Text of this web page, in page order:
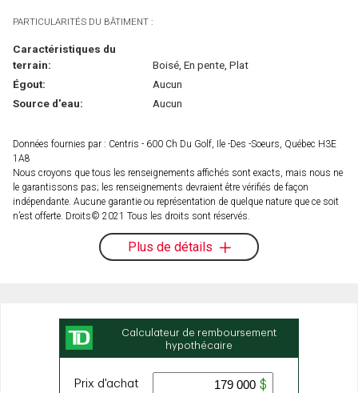
PARTICULARITÉS DU BÂTIMENT :
Caractéristiques du
terrain:
Boisé, En pente, Plat
Égout:
Aucun
Source d'eau:
Aucun
Données fournies par : Centris - 600 Ch Du Golf, Ile -Des -Soeurs, Québec H3E
1A8
Nous croyons que tous les renseignements affichés sont exacts, mais nous ne
le garantissons pas; les renseignements devraient être vérifiés de façon
indépendante. Aucune garantie ou représentation de quelque nature que ce soit
n’est offerte. Droits© 2021 Tous les droits sont réservés.
Plus de détails